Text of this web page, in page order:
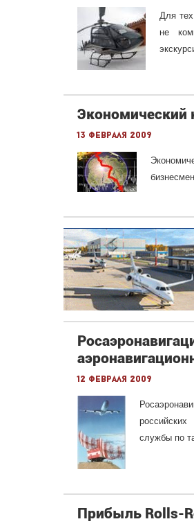
Для
не
Экономический
13 февраля 2009
12 февраля 2009
службы по
Прибыль Rolls-